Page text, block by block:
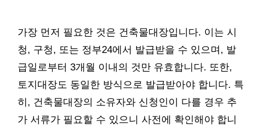
가장 먼저 필요한 것은 건축물대장입니다. 이는 시
청, 구청, 또는 정부24에서 발급받을 수 있으며, 발
급일로부터 3개월 이내의 것만 유효합니다. 또한,
토지대장도 동일한 방식으로 발급받아야 합니다. 특
히, 건축물대장의 소유자와 신청인이 다를 경우 추
가 서류가 필요할 수 있으니 사전에 확인해야 합니